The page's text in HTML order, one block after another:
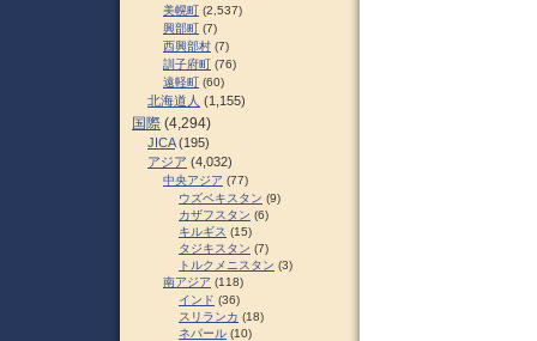
美幌町 (2,537)
興部町 (7)
西興部村 (7)
訓子府町 (76)
遠軽町 (60)
北海道人 (1,155)
国際 (4,294)
JICA(195)
アジア (4,032)
中央アジア (77)
ウズベキスタン (9)
カザフスタン (6)
キルギス (15)
タジキスタン (7)
トルクメニスタン (3)
南アジア (118)
インド (36)
スリランカ (18)
ネパール (10)